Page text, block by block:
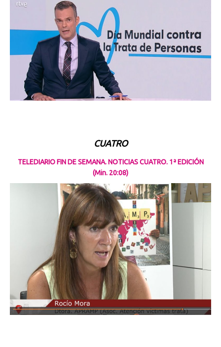
CUATRO
TELEDIARIO FIN DE SEMANA. NOTICIAS CUATRO. 1ª EDICIÓN
(Min. 20:08)